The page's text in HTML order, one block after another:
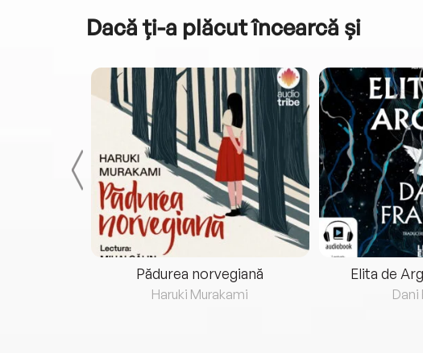
Dacă ți-a plăcut încearcă și
Pădurea norvegiană
Haruki Murakami
Elita de
Dani